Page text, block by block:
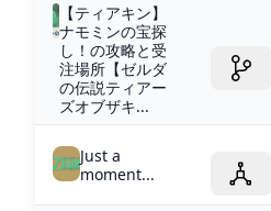
【ティアキン】
ナモミンの宝探
し！の攻略と受
注場所【ゼルダ
の伝説ティアー
ズオブザキ...
Just a
moment...